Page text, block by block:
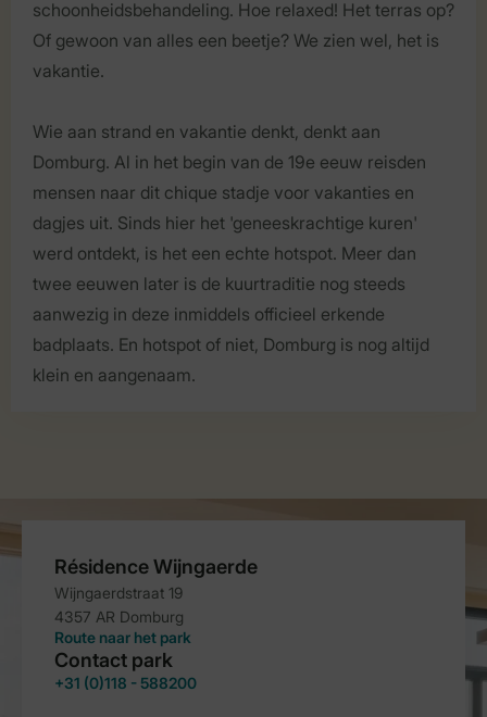
schoonheidsbehandeling. Hoe relaxed! Het terras op?
Of gewoon van alles een beetje? We zien wel, het is
vakantie.
Wie aan strand en vakantie denkt, denkt aan
Domburg. Al in het begin van de 19e eeuw reisden
mensen naar dit chique stadje voor vakanties en
dagjes uit. Sinds hier het 'geneeskrachtige kuren'
werd ontdekt, is het een echte hotspot. Meer dan
twee eeuwen later is de kuurtraditie nog steeds
aanwezig in deze inmiddels officieel erkende
badplaats. En hotspot of niet, Domburg is nog altijd
klein en aangenaam.